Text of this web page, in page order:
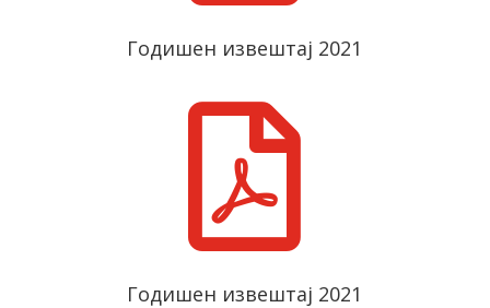
Годишен извештај 2021

Годишен извештај 2021